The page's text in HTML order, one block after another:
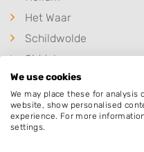
Het Waar
Schildwolde
Siddeburen
Froombosch
Sappemeer
Muntendam
We use cookies
We may place these for
website, show personalised
experience. For more
settings.